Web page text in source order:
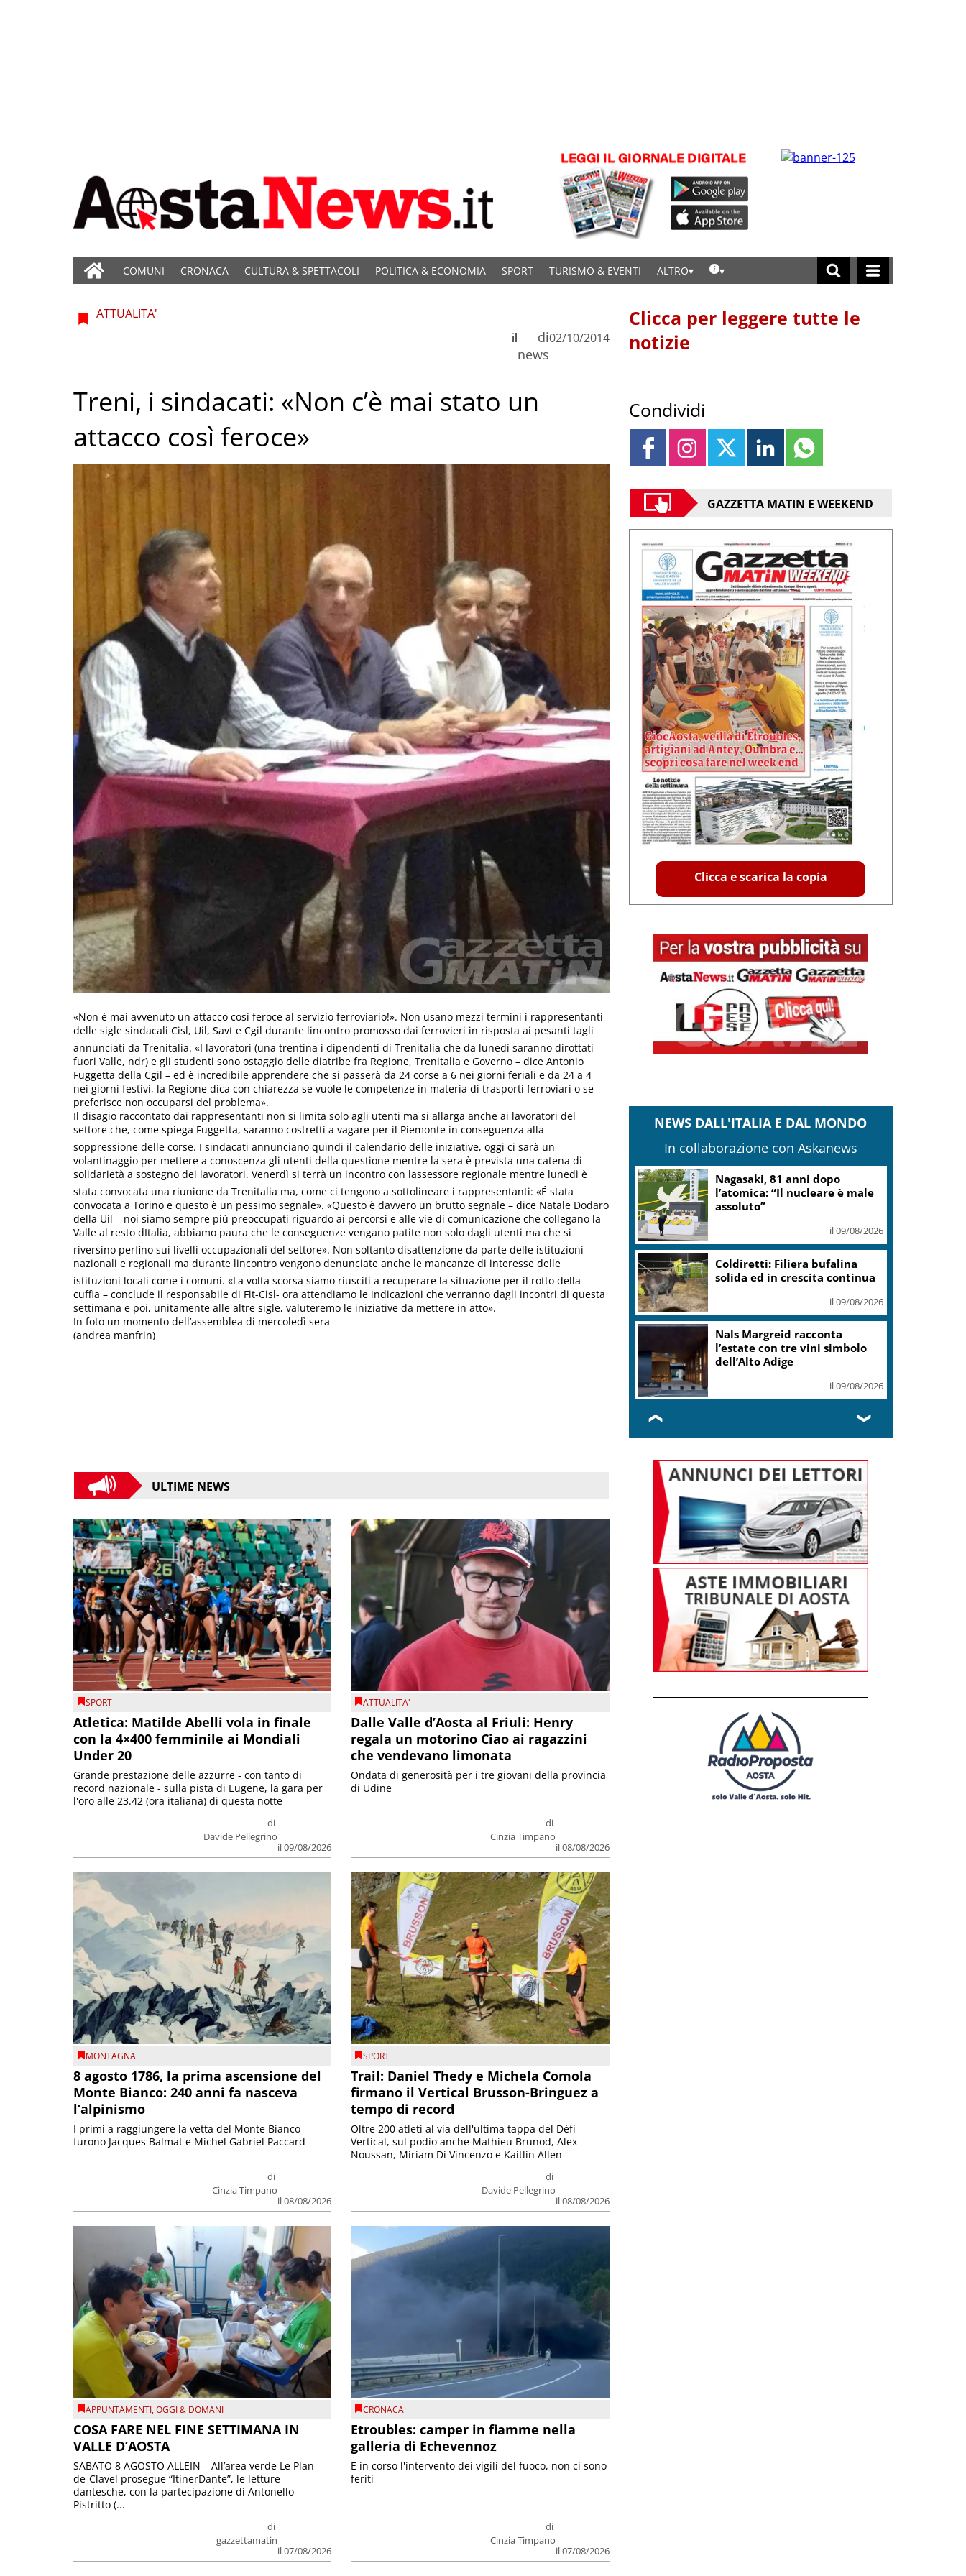
COMUNI CRONACA CULTURA & SPETTACOLI POLITICA & ECONOMIA SPORT TURISMO & EVENTI ALTRO
ATTUALITA'
di
news
il 02/10/2014
Treni, i sindacati: «Non c’è mai stato un
attacco così feroce»
«Non è mai avvenuto un attacco così feroce al servizio ferroviario!». Non usano mezzi termini i rappresentanti
delle sigle sindacali Cisl, Uil, Savt e Cgil durante lincontro promosso dai ferrovieri in risposta ai pesanti tagli
annunciati da Trenitalia. «I lavoratori (una trentina i dipendenti di Trenitalia che da lunedì saranno dirottati
fuori Valle, ndr) e gli studenti sono ostaggio delle diatribe fra Regione, Trenitalia e Governo – dice Antonio
Fuggetta della Cgil – ed è incredibile apprendere che si passerà da 24 corse a 6 nei giorni feriali e da 24 a 4
nei giorni festivi, la Regione dica con chiarezza se vuole le competenze in materia di trasporti ferroviari o se
preferisce non occuparsi del problema».
Il disagio raccontato dai rappresentanti non si limita solo agli utenti ma si allarga anche ai lavoratori del
settore che, come spiega Fuggetta, saranno costretti a vagare per il Piemonte in conseguenza alla
soppressione delle corse. I sindacati annunciano quindi il calendario delle iniziative, oggi ci sarà un
volantinaggio per mettere a conoscenza gli utenti della questione mentre la sera è prevista una catena di
solidarietà a sostegno dei lavoratori. Venerdì si terrà un incontro con lassessore regionale mentre lunedì è
stata convocata una riunione da Trenitalia ma, come ci tengono a sottolineare i rappresentanti: «É stata
convocata a Torino e questo è un pessimo segnale». «Questo è davvero un brutto segnale – dice Natale Dodaro
della Uil – noi siamo sempre più preoccupati riguardo ai percorsi e alle vie di comunicazione che collegano la
Valle al resto dItalia, abbiamo paura che le conseguenze vengano patite non solo dagli utenti ma che si
riversino perfino sui livelli occupazionali del settore». Non soltanto disattenzione da parte delle istituzioni
nazionali e regionali ma durante lincontro vengono denunciate anche le mancanze di interesse delle
istituzioni locali come i comuni. «La volta scorsa siamo riusciti a recuperare la situazione per il rotto della
cuffia – conclude il responsabile di Fit-Cisl- ora attendiamo le indicazioni che verranno dagli incontri di questa
settimana e poi, unitamente alle altre sigle, valuteremo le iniziative da mettere in atto».
In foto un momento dell’assemblea di mercoledì sera
(andrea manfrin)
ULTIME NEWS
SPORT
Atletica: Matilde Abelli vola in finale
con la 4×400 femminile ai Mondiali
Under 20
di
Davide Pellegrino
il 09/08/2026
Grande prestazione delle azzurre - con tanto di
record nazionale - sulla pista di Eugene, la gara per
l'oro alle 23.42 (ora italiana) di questa notte
ATTUALITA'
Dalle Valle d’Aosta al Friuli: Henry
regala un motorino Ciao ai ragazzini
che vendevano limonata
di
Cinzia Timpano
il 08/08/2026
Ondata di generosità per i tre giovani della provincia
di Udine
MONTAGNA
8 agosto 1786, la prima ascensione del
Monte Bianco: 240 anni fa nasceva
l’alpinismo
di
Cinzia Timpano
il 08/08/2026
I primi a raggiungere la vetta del Monte Bianco
furono Jacques Balmat e Michel Gabriel Paccard
SPORT
Trail: Daniel Thedy e Michela Comola
firmano il Vertical Brusson-Bringuez a
tempo di record
di
Davide Pellegrino
il 08/08/2026
Oltre 200 atleti al via dell'ultima tappa del Défì
Vertical, sul podio anche Mathieu Brunod, Alex
Noussan, Miriam Di Vincenzo e Kaitlin Allen
APPUNTAMENTI,OGGI & DOMANI
COSA FARE NEL FINE SETTIMANA IN
VALLE D’AOSTA
di
gazzettamatin
il 07/08/2026
SABATO 8 AGOSTO ALLEIN – All’area verde Le Plan-
de-Clavel prosegue “ItinerDante”, le letture
dantesche, con la partecipazione di Antonello
Pistritto (...
CRONACA
Etroubles: camper in fiamme nella
galleria di Echevennoz
di
Cinzia Timpano
il 07/08/2026
E in corso l'intervento dei vigili del fuoco, non ci sono
feriti
Clicca per leggere tutte le
notizie
Condividi
GAZZETTA MATIN E WEEKEND
Clicca e scarica la copia
NEWS DALL'ITALIA E DAL MONDO
In collaborazione con Askanews
Nagasaki, 81 anni dopo
l’atomica: “Il nucleare è male
assoluto”
il 09/08/2026
Coldiretti: Filiera bufalina
solida ed in crescita continua
il 09/08/2026
Nals Margreid racconta
l’estate con tre vini simbolo
dell’Alto Adige
il 09/08/2026
❮ ❯